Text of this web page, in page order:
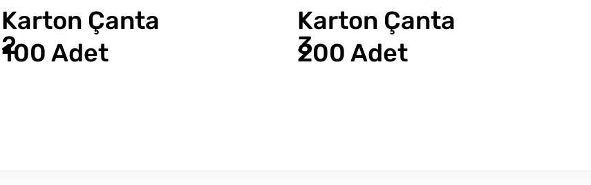
Karton Çanta
2
100 Adet
Karton Çanta
3
200 Adet